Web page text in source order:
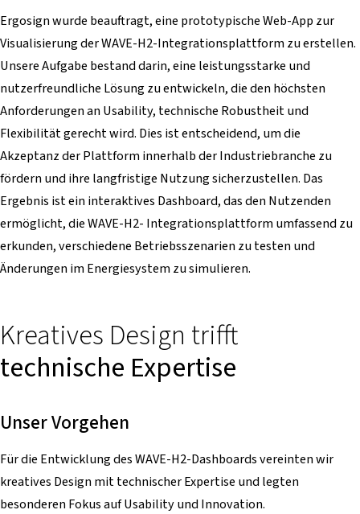
Ergosign wurde beauftragt, eine prototypische Web-App zur
Visualisierung der WAVE-H2-Integrationsplattform zu erstellen.
Unsere Aufgabe bestand darin, eine leistungsstarke und
nutzerfreundliche Lösung zu entwickeln, die den höchsten
Anforderungen an Usability, technische Robustheit und
Flexibilität gerecht wird. Dies ist entscheidend, um die
Akzeptanz der Plattform innerhalb der Industriebranche zu
fördern und ihre langfristige Nutzung sicherzustellen. Das
Ergebnis ist ein interaktives Dashboard, das den Nutzenden
ermöglicht, die WAVE-H2- Integrationsplattform umfassend zu
erkunden, verschiedene Betriebsszenarien zu testen und
Änderungen im Energiesystem zu simulieren.
Kreatives Design trifft
technische Expertise
Unser Vorgehen
Für die Entwicklung des WAVE-H2-Dashboards vereinten wir
kreatives Design mit technischer Expertise und legten
besonderen Fokus auf Usability und Innovation.